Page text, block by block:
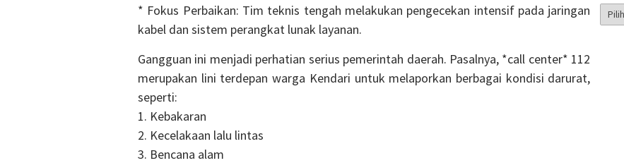
* Fokus Perbaikan: Tim teknis tengah melakukan pengecekan intensif pada jaringan
kabel dan sistem perangkat lunak layanan.
Gangguan ini menjadi perhatian serius pemerintah daerah. Pasalnya, *call center* 112
merupakan lini terdepan warga Kendari untuk melaporkan berbagai kondisi darurat,
seperti:
1. Kebakaran
2. Kecelakaan lalu lintas
3. Bencana alam
Arsip